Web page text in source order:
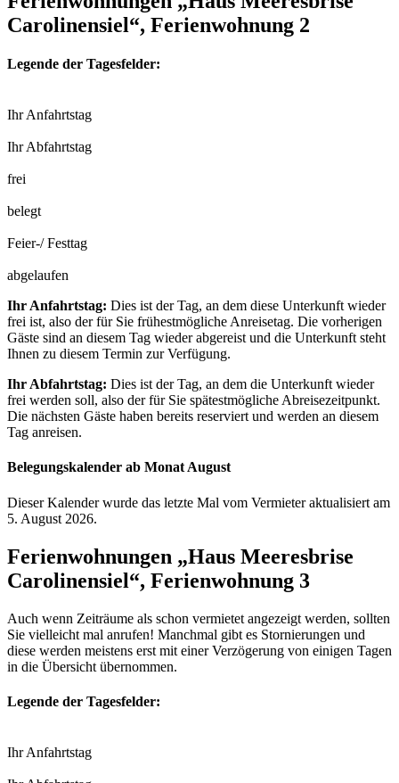
Carolinensiel“, Ferienwohnung 2
Legende der Tagesfelder:
Ihr Anfahrtstag
Ihr Abfahrtstag
frei
belegt
Feier-/ Festtag
abgelaufen
Ihr Anfahrtstag: Dies ist der Tag, an dem diese Unterkunft wieder
frei ist, also der für Sie frühestmögliche Anreisetag. Die vorherigen
Gäste sind an diesem Tag wieder abgereist und die Unterkunft steht
Ihnen zu diesem Termin zur Verfügung.
Ihr Abfahrtstag: Dies ist der Tag, an dem die Unterkunft wieder
frei werden soll, also der für Sie spätestmögliche Abreisezeitpunkt.
Die nächsten Gäste haben bereits reserviert und werden an diesem
Tag anreisen.
Belegungskalender ab Monat August
Dieser Kalender wurde das letzte Mal vom Vermieter aktualisiert am
5. August 2026.
Ferienwohnungen „Haus Meeresbrise
Carolinensiel“, Ferienwohnung 3
Auch wenn Zeiträume als schon vermietet angezeigt werden, sollten
Sie vielleicht mal anrufen! Manchmal gibt es Stornierungen und
diese werden meistens erst mit einer Verzögerung von einigen Tagen
in die Übersicht übernommen.
Legende der Tagesfelder:
Ihr Anfahrtstag